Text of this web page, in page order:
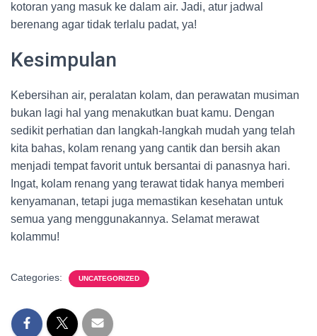
kotoran yang masuk ke dalam air. Jadi, atur jadwal
berenang agar tidak terlalu padat, ya!
Kesimpulan
Kebersihan air, peralatan kolam, dan perawatan musiman
bukan lagi hal yang menakutkan buat kamu. Dengan
sedikit perhatian dan langkah-langkah mudah yang telah
kita bahas, kolam renang yang cantik dan bersih akan
menjadi tempat favorit untuk bersantai di panasnya hari.
Ingat, kolam renang yang terawat tidak hanya memberi
kenyamanan, tetapi juga memastikan kesehatan untuk
semua yang menggunakannya. Selamat merawat
kolammu!
Categories: UNCATEGORIZED